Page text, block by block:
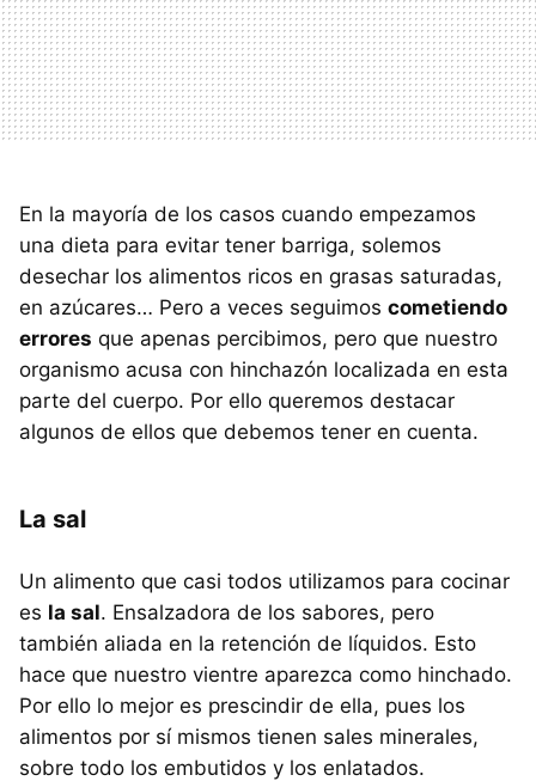
En la mayoría de los casos cuando empezamos
una dieta para evitar tener barriga, solemos
desechar los alimentos ricos en grasas saturadas,
en azúcares… Pero a veces seguimos cometiendo
errores que apenas percibimos, pero que nuestro
organismo acusa con hinchazón localizada en esta
parte del cuerpo. Por ello queremos destacar
algunos de ellos que debemos tener en cuenta.
La sal
Un alimento que casi todos utilizamos para cocinar
es la sal. Ensalzadora de los sabores, pero
también aliada en la retención de líquidos. Esto
hace que nuestro vientre aparezca como hinchado.
Por ello lo mejor es prescindir de ella, pues los
alimentos por sí mismos tienen sales minerales,
sobre todo los embutidos y los enlatados.